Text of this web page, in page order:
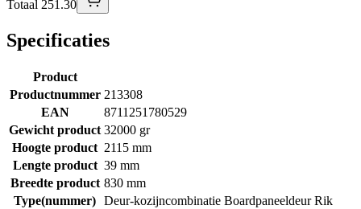
Totaal 251.30
Specificaties
Product
Productnummer 213308
EAN
8711251780529
Gewicht product 32000 gr
Hoogte product 2115 mm
Lengte product 39 mm
Breedte product 830 mm
Type(nummer) Deur-kozijncombinatie Boardpaneeldeur Rik